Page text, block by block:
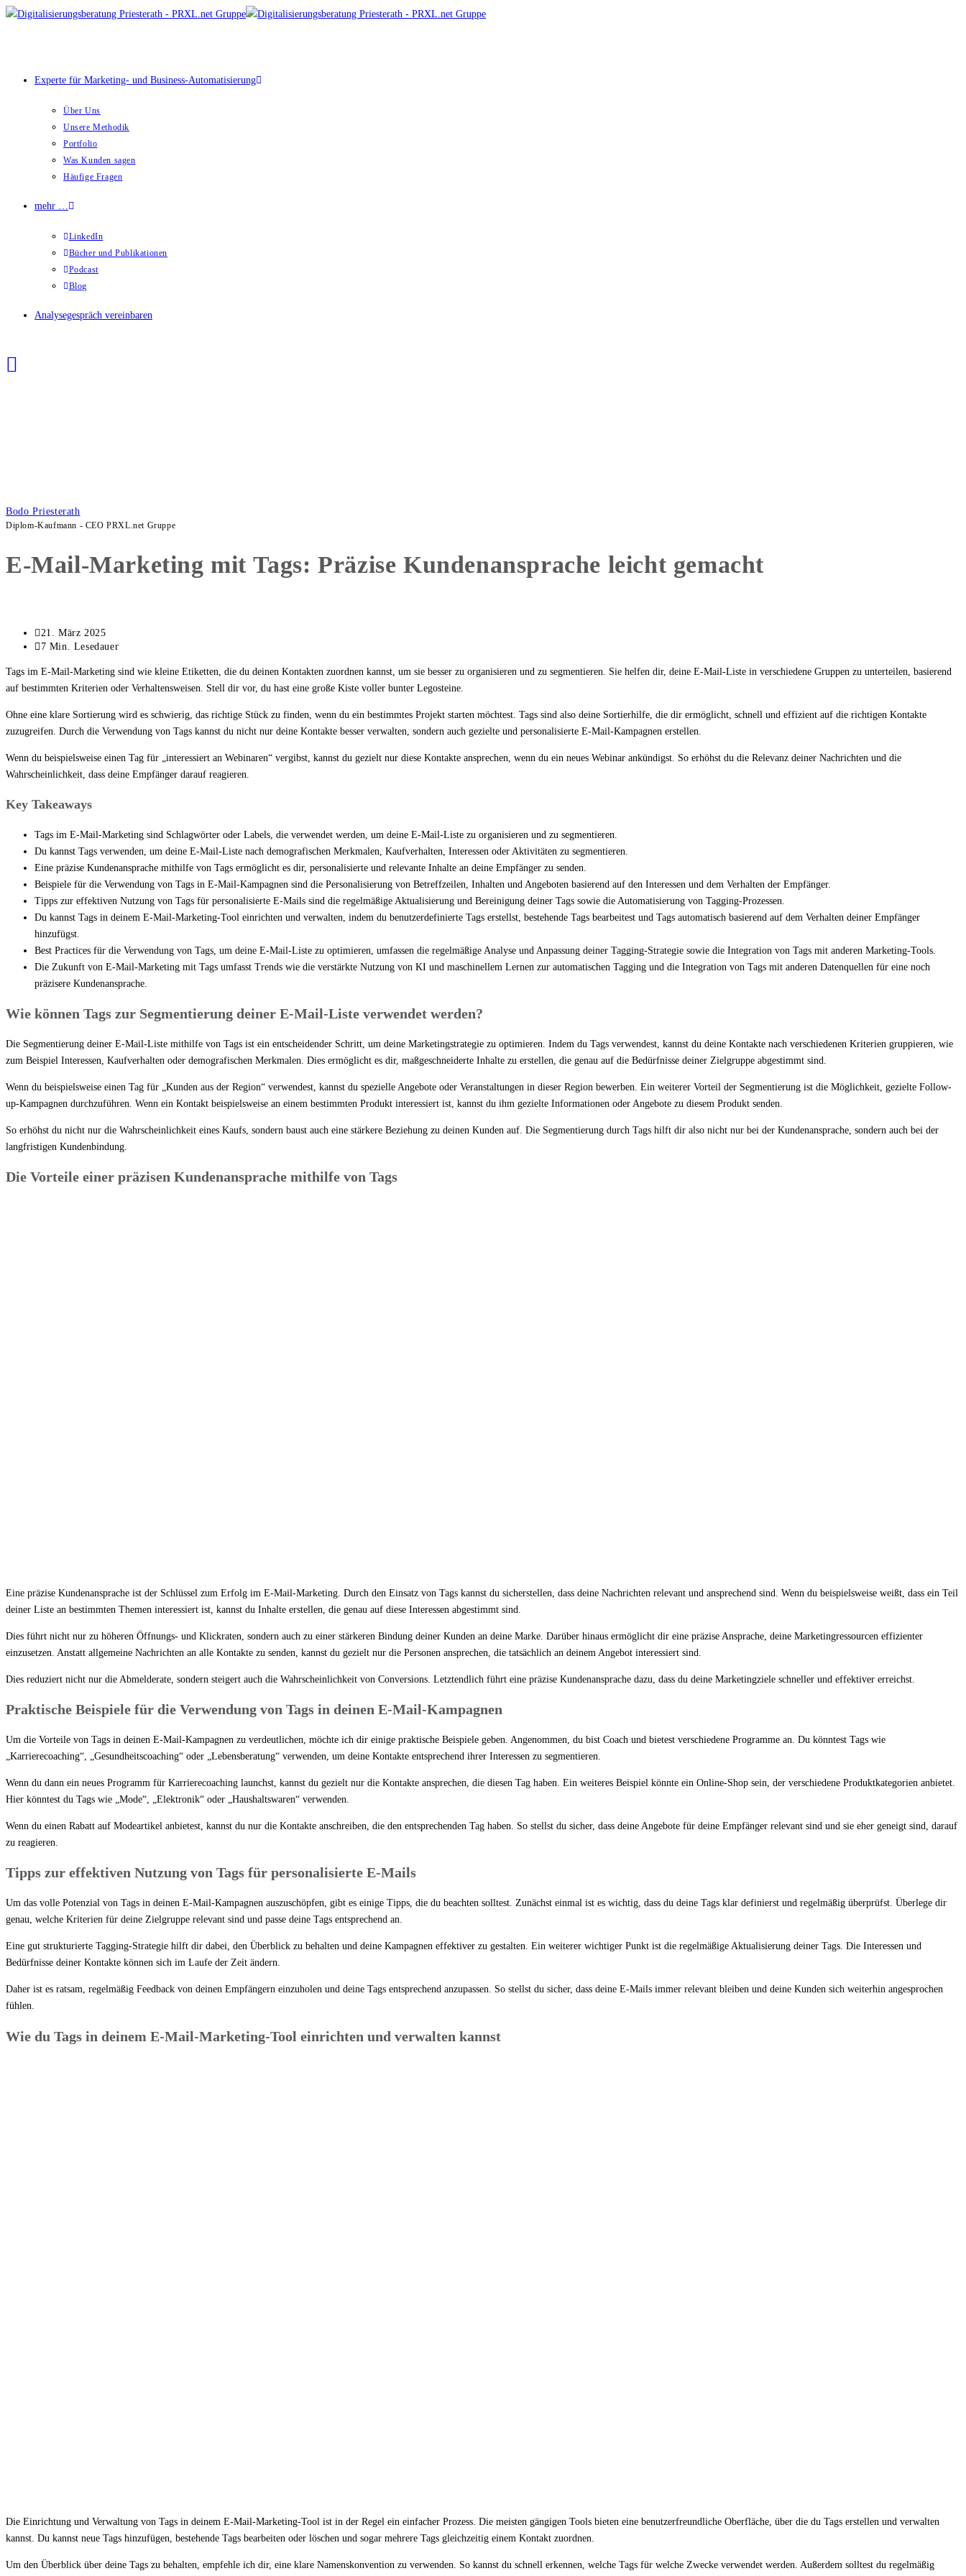
Zum
Experte für Marketing- und Business-Automatisierung
Über Uns
Unsere Methodik
Portfolio
Was Kunden sagen
Häufige Fragen
mehr …
LinkedIn
Bücher und Publikationen
Podcast
Blog
Analysegespräch vereinbaren
Bodo Priesterath
Diplom-Kaufmann - CEO PRXL.net Gruppe
E-Mail-Marketing mit Tags: Präzise Kundenansprache leicht gemacht
Beitrag
zuletzt
am:
21. März 2025
Lesedauer:
7 Min. Lesedauer
Tags im E-Mail-Marketing sind wie kleine Etiketten, die du deinen Kontakten zuordnen kannst, um sie besser zu organisieren und zu segmentieren. Sie helfen dir, deine E-Mail-Liste in verschiedene Gruppen zu unterteilen, basierend
auf bestimmten Kriterien oder Verhaltensweisen. Stell dir vor, du hast eine große Kiste voller bunter Legosteine.
Ohne eine klare Sortierung wird es schwierig, das richtige Stück zu finden, wenn du ein bestimmtes Projekt starten möchtest. Tags sind also deine Sortierhilfe, die dir ermöglicht, schnell und effizient auf die richtigen Kontakte
zuzugreifen. Durch die Verwendung von Tags kannst du nicht nur deine Kontakte besser verwalten, sondern auch gezielte und personalisierte E-Mail-Kampagnen erstellen.
Wenn du beispielsweise einen Tag für „interessiert an Webinaren“ vergibst, kannst du gezielt nur diese Kontakte ansprechen, wenn du ein neues Webinar ankündigst. So erhöhst du die Relevanz deiner Nachrichten und die
Wahrscheinlichkeit, dass deine Empfänger darauf reagieren.
Key Takeaways
Tags im E-Mail-Marketing sind Schlagwörter oder Labels, die verwendet werden, um deine E-Mail-Liste zu organisieren und zu segmentieren.
Du kannst Tags verwenden, um deine E-Mail-Liste nach demografischen Merkmalen, Kaufverhalten, Interessen oder Aktivitäten zu segmentieren.
Eine präzise Kundenansprache mithilfe von Tags ermöglicht es dir, personalisierte und relevante Inhalte an deine Empfänger zu senden.
Beispiele für die Verwendung von Tags in E-Mail-Kampagnen sind die Personalisierung von Betreffzeilen, Inhalten und Angeboten basierend auf den Interessen und dem Verhalten der Empfänger.
Tipps zur effektiven Nutzung von Tags für personalisierte E-Mails sind die regelmäßige Aktualisierung und Bereinigung deiner Tags sowie die Automatisierung von Tagging-Prozessen.
Du kannst Tags in deinem E-Mail-Marketing-Tool einrichten und verwalten, indem du benutzerdefinierte Tags erstellst, bestehende Tags bearbeitest und Tags automatisch basierend auf dem Verhalten deiner Empfänger
hinzufügst.
Best Practices für die Verwendung von Tags, um deine E-Mail-Liste zu optimieren, umfassen die regelmäßige Analyse und Anpassung deiner Tagging-Strategie sowie die Integration von Tags mit anderen Marketing-Tools.
Die Zukunft von E-Mail-Marketing mit Tags umfasst Trends wie die verstärkte Nutzung von KI und maschinellem Lernen zur automatischen Tagging und die Integration von Tags mit anderen Datenquellen für eine noch
präzisere Kundenansprache.
Wie können Tags zur Segmentierung deiner E-Mail-Liste verwendet werden?
Die Segmentierung deiner E-Mail-Liste mithilfe von Tags ist ein entscheidender Schritt, um deine Marketingstrategie zu optimieren. Indem du Tags verwendest, kannst du deine Kontakte nach verschiedenen Kriterien gruppieren, wie
zum Beispiel Interessen, Kaufverhalten oder demografischen Merkmalen. Dies ermöglicht es dir, maßgeschneiderte Inhalte zu erstellen, die genau auf die Bedürfnisse deiner Zielgruppe abgestimmt sind.
Wenn du beispielsweise einen Tag für „Kunden aus der Region“ verwendest, kannst du spezielle Angebote oder Veranstaltungen in dieser Region bewerben. Ein weiterer Vorteil der Segmentierung ist die Möglichkeit, gezielte Follow-
up-Kampagnen durchzuführen. Wenn ein Kontakt beispielsweise an einem bestimmten Produkt interessiert ist, kannst du ihm gezielte Informationen oder Angebote zu diesem Produkt senden.
So erhöhst du nicht nur die Wahrscheinlichkeit eines Kaufs, sondern baust auch eine stärkere Beziehung zu deinen Kunden auf. Die Segmentierung durch Tags hilft dir also nicht nur bei der Kundenansprache, sondern auch bei der
langfristigen Kundenbindung.
Die Vorteile einer präzisen Kundenansprache mithilfe von Tags
Eine präzise Kundenansprache ist der Schlüssel zum Erfolg im E-Mail-Marketing. Durch den Einsatz von Tags kannst du sicherstellen, dass deine Nachrichten relevant und ansprechend sind. Wenn du beispielsweise weißt, dass ein Teil
deiner Liste an bestimmten Themen interessiert ist, kannst du Inhalte erstellen, die genau auf diese Interessen abgestimmt sind.
Dies führt nicht nur zu höheren Öffnungs- und Klickraten, sondern auch zu einer stärkeren Bindung deiner Kunden an deine Marke. Darüber hinaus ermöglicht dir eine präzise Ansprache, deine Marketingressourcen effizienter
einzusetzen. Anstatt allgemeine Nachrichten an alle Kontakte zu senden, kannst du gezielt nur die Personen ansprechen, die tatsächlich an deinem Angebot interessiert sind.
Dies reduziert nicht nur die Abmelderate, sondern steigert auch die Wahrscheinlichkeit von Conversions. Letztendlich führt eine präzise Kundenansprache dazu, dass du deine Marketingziele schneller und effektiver erreichst.
Praktische Beispiele für die Verwendung von Tags in deinen E-Mail-Kampagnen
Um die Vorteile von Tags in deinen E-Mail-Kampagnen zu verdeutlichen, möchte ich dir einige praktische Beispiele geben. Angenommen, du bist Coach und bietest verschiedene Programme an. Du könntest Tags wie
„Karrierecoaching“, „Gesundheitscoaching“ oder „Lebensberatung“ verwenden, um deine Kontakte entsprechend ihrer Interessen zu segmentieren.
Wenn du dann ein neues Programm für Karrierecoaching launchst, kannst du gezielt nur die Kontakte ansprechen, die diesen Tag haben. Ein weiteres Beispiel könnte ein Online-Shop sein, der verschiedene Produktkategorien anbietet.
Hier könntest du Tags wie „Mode“, „Elektronik“ oder „Haushaltswaren“ verwenden.
Wenn du einen Rabatt auf Modeartikel anbietest, kannst du nur die Kontakte anschreiben, die den entsprechenden Tag haben. So stellst du sicher, dass deine Angebote für deine Empfänger relevant sind und sie eher geneigt sind, darauf
zu reagieren.
Tipps zur effektiven Nutzung von Tags für personalisierte E-Mails
Um das volle Potenzial von Tags in deinen E-Mail-Kampagnen auszuschöpfen, gibt es einige Tipps, die du beachten solltest. Zunächst einmal ist es wichtig, dass du deine Tags klar definierst und regelmäßig überprüfst. Überlege dir
genau, welche Kriterien für deine Zielgruppe relevant sind und passe deine Tags entsprechend an.
Eine gut strukturierte Tagging-Strategie hilft dir dabei, den Überblick zu behalten und deine Kampagnen effektiver zu gestalten. Ein weiterer wichtiger Punkt ist die regelmäßige Aktualisierung deiner Tags. Die Interessen und
Bedürfnisse deiner Kontakte können sich im Laufe der Zeit ändern.
Daher ist es ratsam, regelmäßig Feedback von deinen Empfängern einzuholen und deine Tags entsprechend anzupassen. So stellst du sicher, dass deine E-Mails immer relevant bleiben und deine Kunden sich weiterhin angesprochen
fühlen.
Wie du Tags in deinem E-Mail-Marketing-Tool einrichten und verwalten kannst
Die Einrichtung und Verwaltung von Tags in deinem E-Mail-Marketing-Tool ist in der Regel ein einfacher Prozess. Die meisten gängigen Tools bieten eine benutzerfreundliche Oberfläche, über die du Tags erstellen und verwalten
kannst. Du kannst neue Tags hinzufügen, bestehende Tags bearbeiten oder löschen und sogar mehrere Tags gleichzeitig einem Kontakt zuordnen.
Um den Überblick über deine Tags zu behalten, empfehle ich dir, eine klare Namenskonvention zu verwenden. So kannst du schnell erkennen, welche Tags für welche Zwecke verwendet werden. Außerdem solltest du regelmäßig